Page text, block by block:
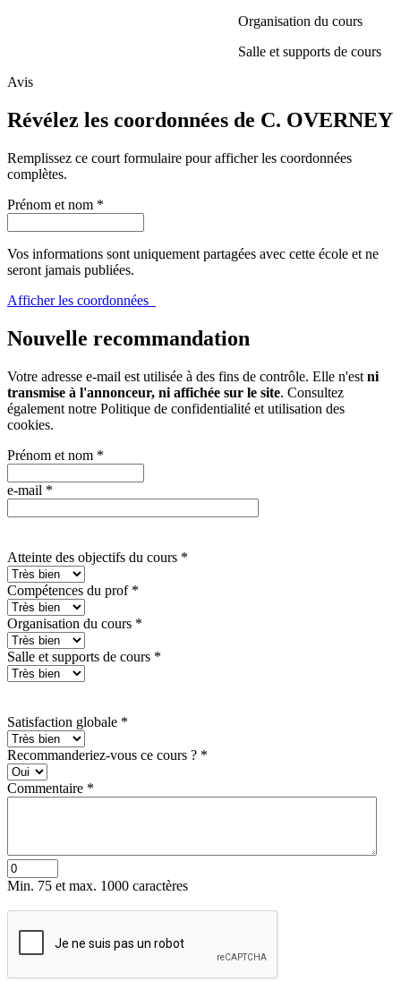
Organisation du cours
Salle et supports de cours
Avis
Révélez les coordonnées de C. OVERNEY
Remplissez ce court formulaire pour afficher les coordonnées
complètes.
Prénom et nom *
Vos informations sont uniquement partagées avec cette école et ne
seront jamais publiées.
Afficher les coordonnées
Nouvelle recommandation
Votre adresse e-mail est utilisée à des fins de contrôle. Elle n'est ni
transmise à l'annonceur, ni affichée sur le site. Consultez
également notre Politique de confidentialité et utilisation des
cookies.
Prénom et nom *
e-mail *
Atteinte des objectifs du cours *
Compétences du prof *
Organisation du cours *
Salle et supports de cours *
Satisfaction globale *
Recommanderiez-vous ce cours ? *
Commentaire *
Min. 75 et max. 1000 caractères